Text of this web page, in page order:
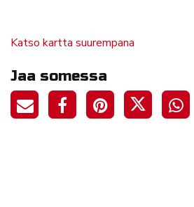
Katso kartta suurempana
Jaa somessa